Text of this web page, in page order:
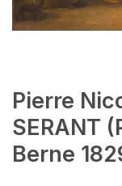
Pierre
SERANT
Berne